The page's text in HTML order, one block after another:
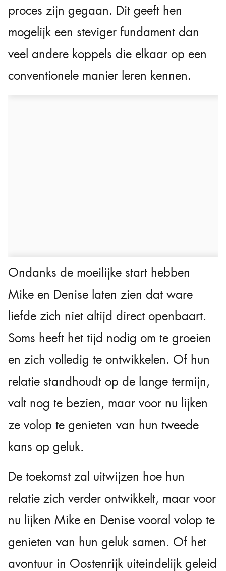
proces zijn gegaan. Dit geeft hen
mogelijk een steviger fundament dan
veel andere koppels die elkaar op een
conventionele manier leren kennen.
Ondanks de moeilijke start hebben
Mike en Denise laten zien dat ware
liefde zich niet altijd direct openbaart.
Soms heeft het tijd nodig om te groeien
en zich volledig te ontwikkelen. Of hun
relatie standhoudt op de lange termijn,
valt nog te bezien, maar voor nu lijken
ze volop te genieten van hun tweede
kans op geluk.
De toekomst zal uitwijzen hoe hun
relatie zich verder ontwikkelt, maar voor
nu lijken Mike en Denise vooral volop te
genieten van hun geluk samen. Of het
avontuur in Oostenrijk uiteindelijk geleid